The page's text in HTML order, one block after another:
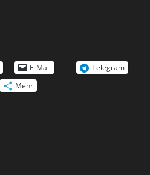
E-Mail
Telegram
Mehr